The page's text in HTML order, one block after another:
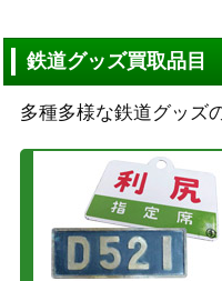
鉄道グッズ買取品目
多種多様な鉄道グッズ